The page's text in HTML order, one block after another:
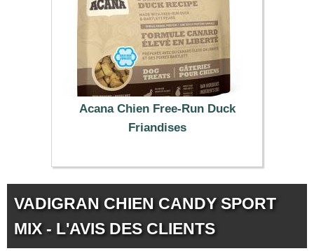
Acana Chien Free-Run Duck
Friandises
5.89 €
VADIGRAN CHIEN CANDY SPORT
MIX - L'AVIS DES CLIENTS